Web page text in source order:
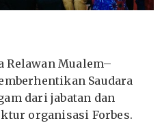
Relawan Mualem–
Saudara
dari jabatan dan
organisasi Forbes.